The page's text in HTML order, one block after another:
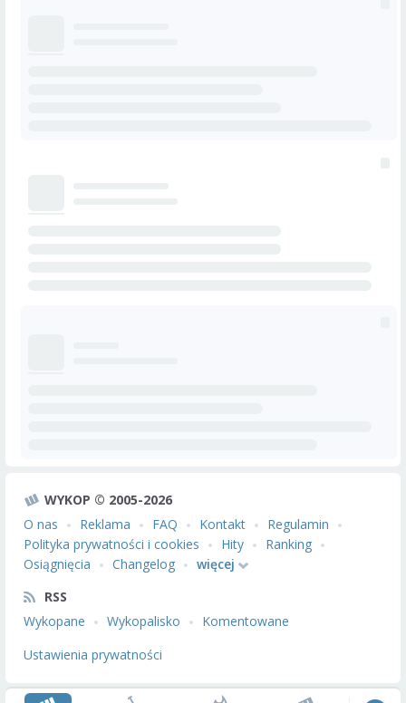
WYKOP © 2005-2026
O nas
Reklama FAQ Kontakt
Regulamin
Polityka prywatności i cookies
Hity
Ranking
Osiągnięcia
Changelog
więcej
RSS
Wykopane
Wykopalisko
Komentowane
Ustawienia prywatności